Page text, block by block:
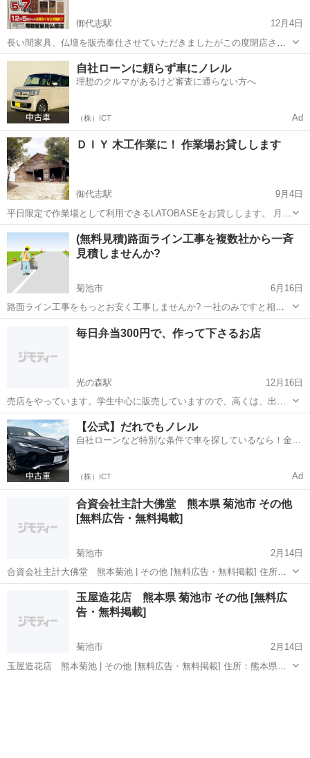
御代志駅
12月4日
長い間家具、仏壇を販売奉仕させていただきましたがこの度閉店させ
ていただくことになりました。 大変格安にて販売しますので是非お立
熊本 菊池市 御代志駅 その他
自社ローンに頼らず車にノレル
理想のクルマがあるけど審査に通らない方へ
（株）ICT Ad
ＤＩＹ 木工作業に！ 作業場お貸しします
御代志駅
9月4日
平日限定で作業場として利用できるLATOBASEをお貸しします。 月額
会員プランと日貸しが可能です。 月額会員になると電動工具が無料で
レンタルできます。 さらに、端材を無料で提供します。 ご自由にお使
いください。 ...
熊本 菊池市 御代志駅 その他 無料
(無料見積)路面ライン工事を複数社から一斉
見積しませんか?
菊池市
6月16日
路面ライン工事をもっとお安く工事しませんか? 一社のみですと相場
がよく分からなく、結局高い金額で依頼するハメになるかと思いま
す。 それを回避するために複数社から一斉に無料見積をしませんか?
その他 無料
毎日弁当300円で、作って下さるお店
光の森駅
12月16日
売店をやっています。学生中心に販売していますので、高くは、出来
ません。300円が限度で、作って下さる、お弁当屋さんを探していま
す。 メニューも沢山あった方がいいです。 朝10半迄に注文可能で、
11時30位に取りに伺います。片...
熊本 菊池市 光の森駅 その他 弁当
【公式】だれでもノレル
自社ローンなど特別な条件で車を探しているなら！金利
（株）ICT Ad
合資会社主計大佛堂 熊本県 菊池市 その他
[無料広告・無料掲載]
菊池市
2月14日
合資会社主計大佛堂 熊本菊池 | その他 [無料広告・無料掲載] 住所：
熊本県菊池市隈府正院町１００８ 電話番号：0968-25-2739 この投稿は
菊池のその他のサービスの情報です。 この投稿は投稿日時点の情報
菊池市 その他 電話番号
玉屋造花店 熊本県 菊池市 その他 [無料広
告・無料掲載]
菊池市
2月14日
玉屋造花店 熊本菊池 | その他 [無料広告・無料掲載] 住所：熊本県菊